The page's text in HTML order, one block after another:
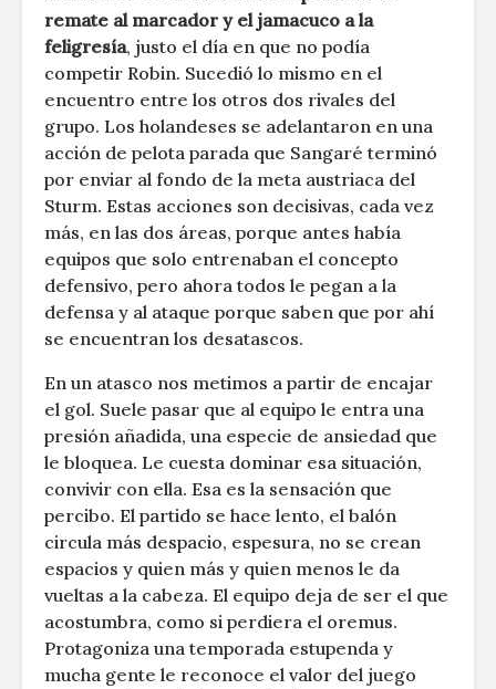
remate al marcador y el jamacuco a la
feligresía, justo el día en que no podía
competir Robin. Sucedió lo mismo en el
encuentro entre los otros dos rivales del
grupo. Los holandeses se adelantaron en una
acción de pelota parada que Sangaré terminó
por enviar al fondo de la meta austriaca del
Sturm. Estas acciones son decisivas, cada vez
más, en las dos áreas, porque antes había
equipos que solo entrenaban el concepto
defensivo, pero ahora todos le pegan a la
defensa y al ataque porque saben que por ahí
se encuentran los desatascos.
En un atasco nos metimos a partir de encajar
el gol. Suele pasar que al equipo le entra una
presión añadida, una especie de ansiedad que
le bloquea. Le cuesta dominar esa situación,
convivir con ella. Esa es la sensación que
percibo. El partido se hace lento, el balón
circula más despacio, espesura, no se crean
espacios y quien más y quien menos le da
vueltas a la cabeza. El equipo deja de ser el que
acostumbra, como si perdiera el oremus.
Protagoniza una temporada estupenda y
mucha gente le reconoce el valor del juego